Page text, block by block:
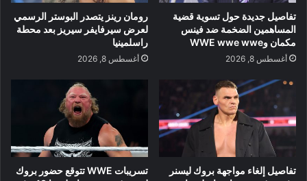
تفاصيل جديدة حول تسوية قضية
المساهمين الضخمة ضد فينس
مكمان وWWE wwe wwe
أغسطس 8, 2026
رومان رينز يتصدر البوستر الرسمي
لعرض سيرفايفر سيريز بعد محطة
راسلمينيا
أغسطس 8, 2026
تفاصيل إلغاء مواجهة بروك ليسنر
تسريبات WWE تتوقع حضور بروك